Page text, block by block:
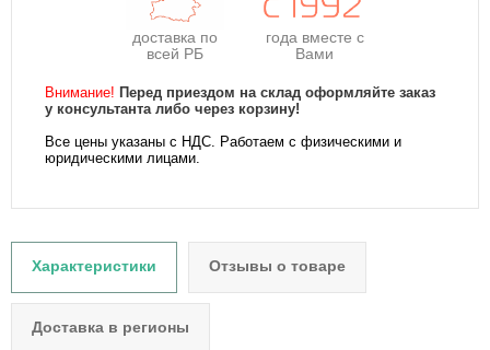
доставка по
всей РБ
года вместе с
Вами
Внимание! Перед приездом на склад оформляйте заказ
у консультанта либо через корзину!
Все цены указаны с НДС. Работаем с физическими и
юридическими лицами.
Характеристики Отзывы о товаре
Доставка в регионы